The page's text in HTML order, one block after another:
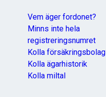
Vem äger fordonet?
Minns inte hela
registreringsnumret
Kolla försäkringsbolag
Kolla ägarhistorik
Kolla miltal